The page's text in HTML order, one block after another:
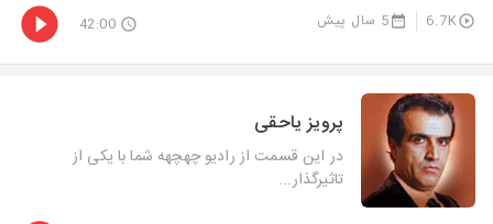
6.7K 5 سال پیش 42:00
پرویز یاحقی
در این قسمت از رادیو چهچهه شما با یکی از
تاثیرگذار...